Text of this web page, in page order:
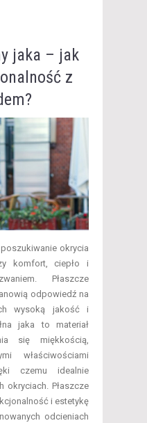
jaka – jak
z
okrycia
komfort, ciepło i
Płaszcze
odpowiedź na
wysoką jakość i
jaka to materiał
się miękkością,
właściwościami
czemu idealnie
okryciach. Płaszcze
i estetykę
odcieniach